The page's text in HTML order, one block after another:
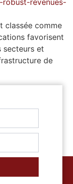
classée comme
favorisent
secteurs et
de